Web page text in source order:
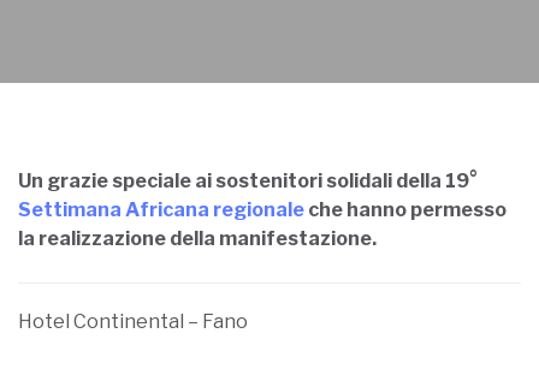
Un grazie speciale ai sostenitori solidali della 19°
Settimana Africana regionale che hanno permesso
la realizzazione della manifestazione.
Hotel Continental – Fano